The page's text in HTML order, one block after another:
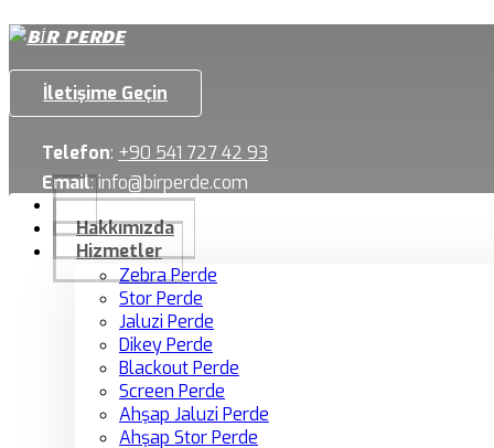
İletişime Geçin
Telefon: +90 541 727 42 93
Email:info@birperde.com
Hakkımızda
Hizmetler
Zebra Perde
Stor Perde
Jaluzi Perde
Dikey Perde
Blackout Perde
Screen Perde
Ahşap Jaluzi Perde
Ahşap Stor Perde